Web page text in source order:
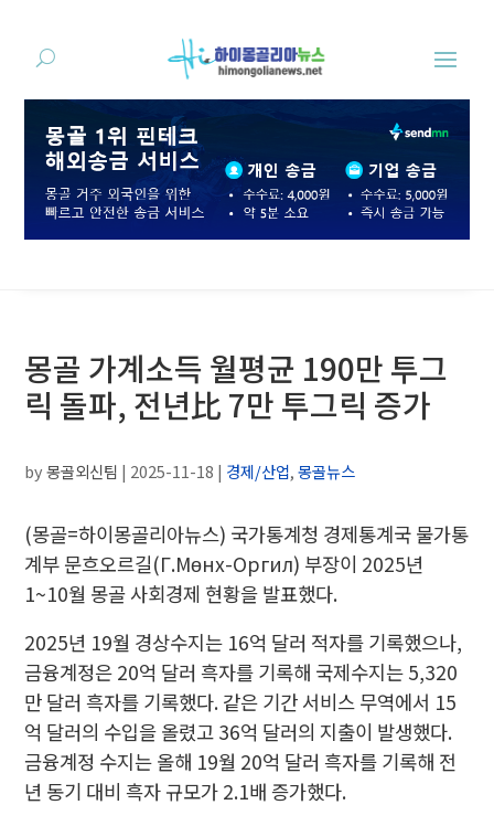
몽골 가계소득 월평균 190만 투그
릭 돌파, 전년比 7만 투그릭 증가
by몽골외신팀 | 2025-11-18 | 경제/산업,몽골뉴스
(몽골=하이몽골리아뉴스) 국가통계청 경제통계국 물가통
계부 문흐오르길(Г.Мөнх-Оргил) 부장이 2025년
1~10월 몽골 사회경제 현황을 발표했다.
2025년 19월 경상수지는 16억 달러 적자를 기록했으나,
금융계정은 20억 달러 흑자를 기록해 국제수지는 5,320
만 달러 흑자를 기록했다. 같은 기간 서비스 무역에서 15
억 달러의 수입을 올렸고 36억 달러의 지출이 발생했다.
금융계정 수지는 올해 19월 20억 달러 흑자를 기록해 전
년 동기 대비 흑자 규모가 2.1배 증가했다.